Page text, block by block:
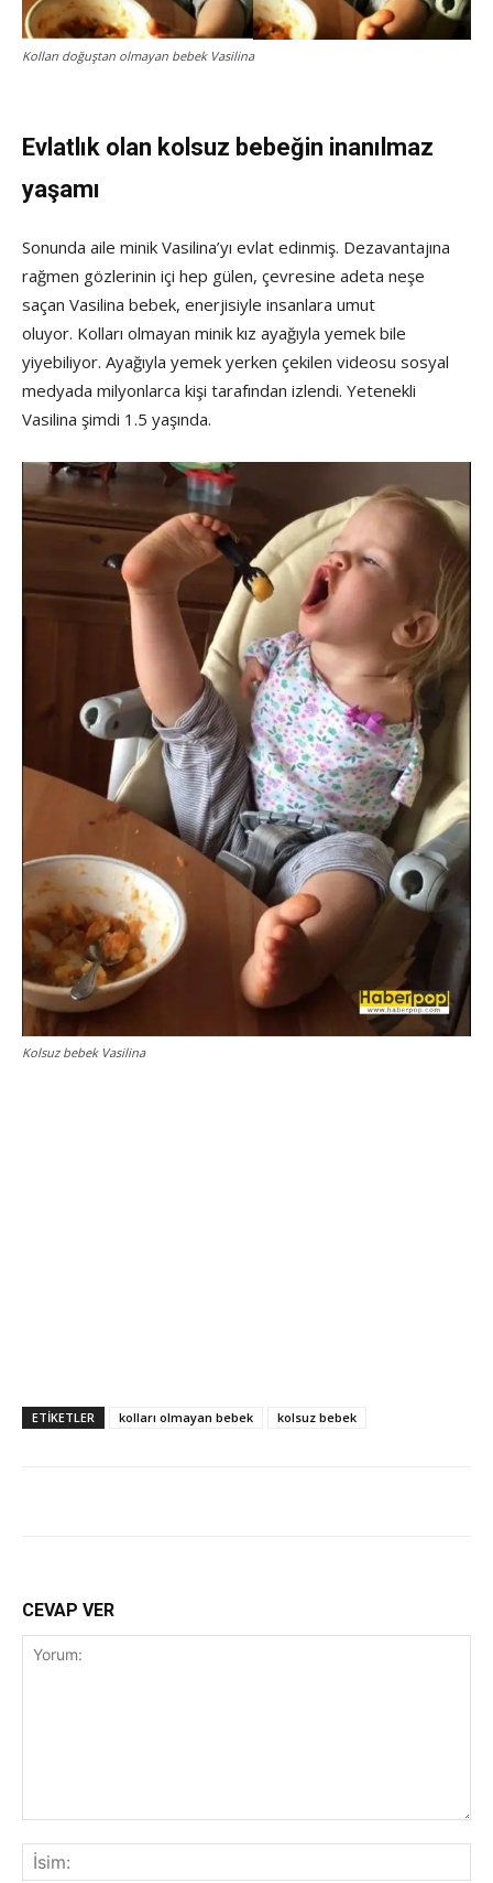
Kolları doğuştan olmayan bebek Vasilina
Evlatlık olan kolsuz bebeğin inanılmaz
yaşamı
Sonunda aile minik Vasilina’yı evlat edinmiş. Dezavantajına
rağmen gözlerinin içi hep gülen, çevresine adeta neşe
saçan Vasilina bebek, enerjisiyle insanlara umut
oluyor. Kolları olmayan minik kız ayağıyla yemek bile
yiyebiliyor. Ayağıyla yemek yerken çekilen videosu sosyal
medyada milyonlarca kişi tarafından izlendi. Yetenekli
Vasilina şimdi 1.5 yaşında.
Kolsuz bebek Vasilina
ETİKETLER kolları olmayan bebek kolsuz bebek
CEVAP VER